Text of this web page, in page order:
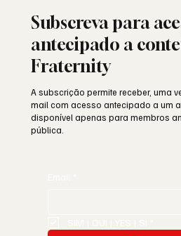
Subscreva para
antecipado a
Fraternity
A subscrição permite receber, uma
mail com acesso antecipado a um
disponível apenas para membros
pública.